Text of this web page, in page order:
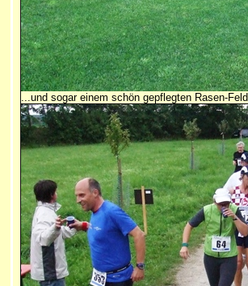
...und sogar einem schön gepflegten Rasen-Feld